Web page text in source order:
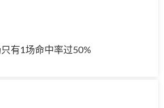
有1场命中率过50%